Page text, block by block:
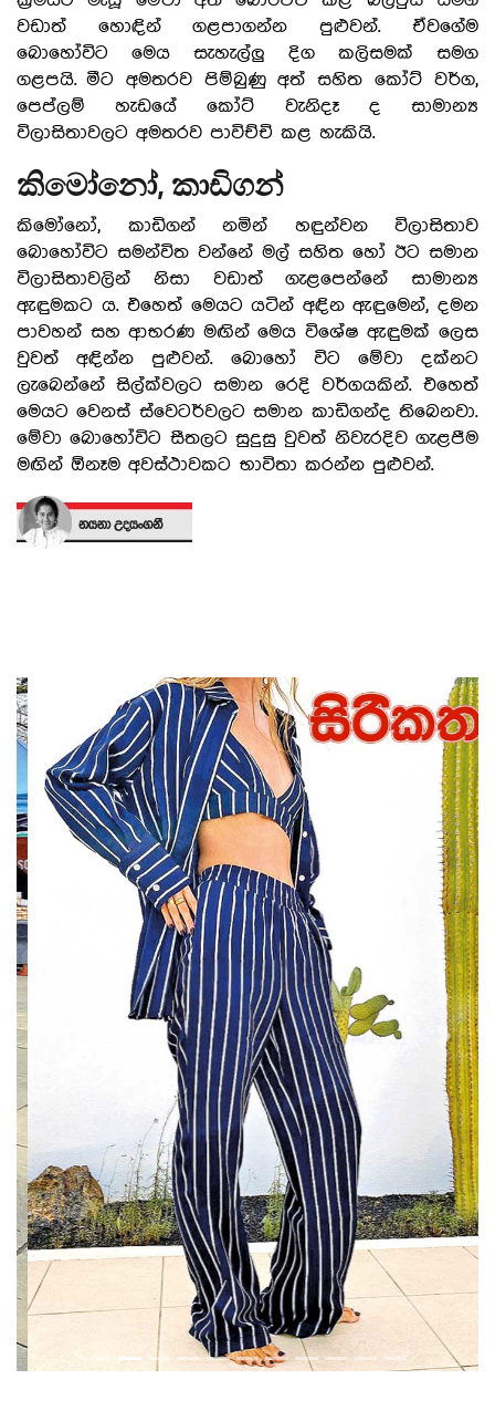
වඩාත් හොඳින් ගළපාගන්න පුළුවන්. ඒවගේම
බොහෝවිට මෙය සැහැල්ලු දිග කලිසමක් සමග
ගළපයි. මීට අමතරව පිම්බුණු අත් සහිත කෝට් වර්ග,
පෙප්ලම් හැඩයේ කෝට් වැනිදෑ ද සාමාන්‍ය
විලාසිතාවලට අමතරව පාවිච්චි කළ හැකියි.
කිමෝනෝ, කාඩිගන්
කිමෝනෝ, කාඩිගන් නමින් හඳුන්වන විලාසිතාව
බොහෝවිට සමන්විත වන්නේ මල් සහිත හෝ ඊට සමාන
විලාසිතාවලින් නිසා වඩාත් ගැළපෙන්නේ සාමාන්‍ය
ඇඳුමකට ය. එහෙත් මෙයට යටින් අඳින ඇඳුමෙන්, දමන
පාවහන් සහ ආභරණ මඟින් මෙය විශේෂ ඇඳුමක් ලෙස
වුවත් අඳින්න පුළුවන්. බොහෝ විට මේවා දක්නට
ලැබෙන්නේ සිල්ක්වලට සමාන රෙදි වර්ගයකින්. එහෙත්
මෙයට වෙනස් ස්වෙටර්වලට සමාන කාඩිගන්ද තිබෙනවා.
මේවා බොහෝවිට සීතලට සුදුසු වුවත් නිවැරදිව ගැළපීම
මඟින් ඕනෑම අවස්ථාවකට භාවිතා කරන්න පුළුවන්.
Next